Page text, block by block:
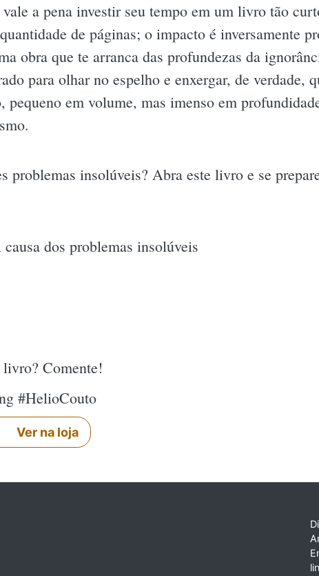
vale a pena investir seu tempo em um livro tão
de páginas; o impacto é inversamente
obra que te arranca das profundezas da
para olhar no espelho e enxergar, de verdade,
pequeno em volume, mas imenso em
problemas insolúveis? Abra este livro e se
dos problemas insolúveis
livro? Comente!
#HelioCouto
Ver na loja